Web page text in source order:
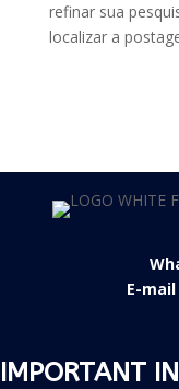
refinar sua
localizar a
E-mail
IMPORTANT